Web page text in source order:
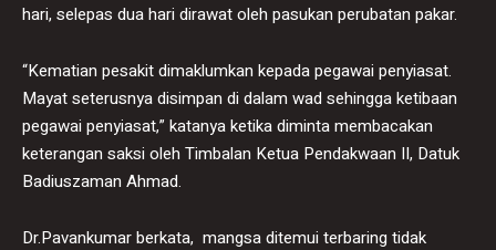
hari, selepas dua hari dirawat oleh pasukan perubatan pakar.
“Kematian pesakit dimaklumkan kepada pegawai penyiasat.
Mayat seterusnya disimpan di dalam wad sehingga ketibaan
pegawai penyiasat,” katanya ketika diminta membacakan
keterangan saksi oleh Timbalan Ketua Pendakwaan II, Datuk
Badiuszaman Ahmad.
Dr.Pavankumar berkata, mangsa ditemui terbaring tidak